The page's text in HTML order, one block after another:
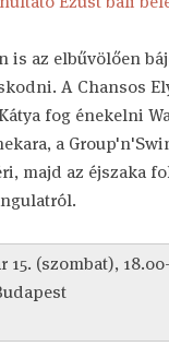
is az elbűvölően
A Chansos
fog énekelni
a
majd az éjszaka
15. (szombat),